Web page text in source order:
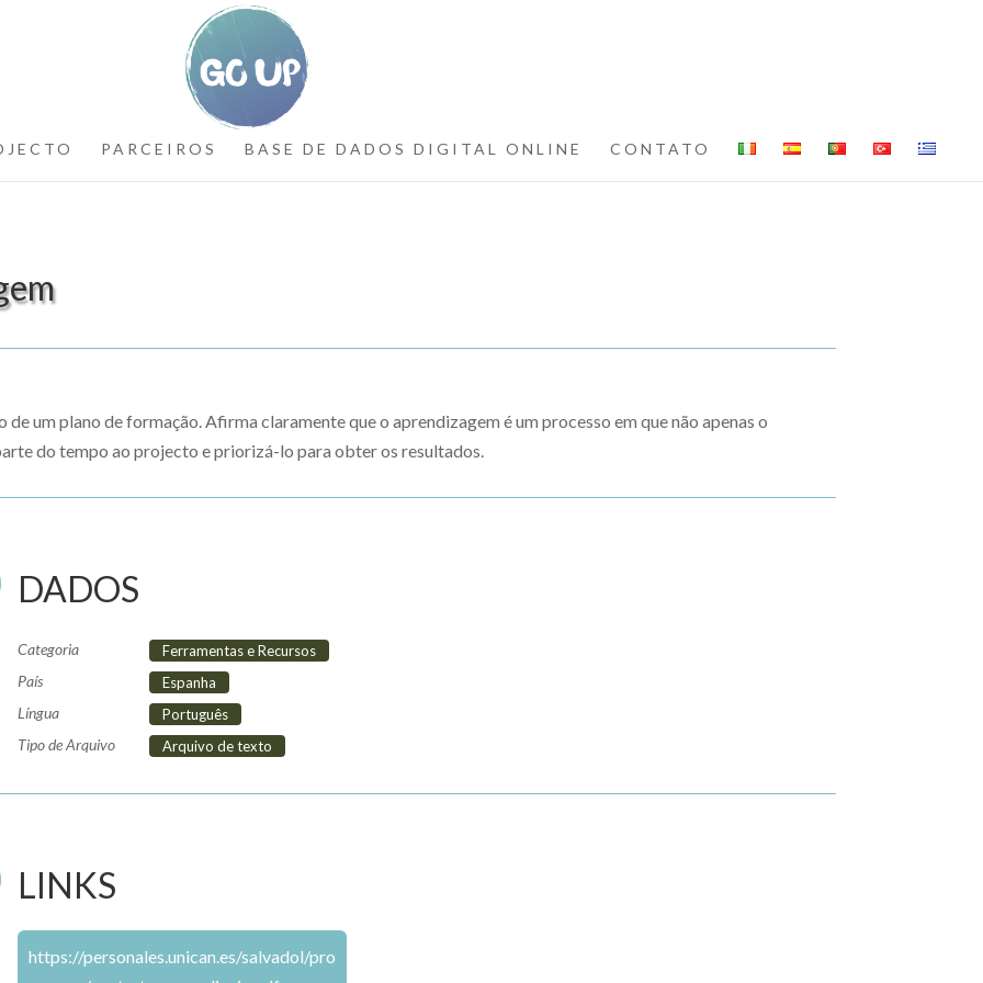
PARCEIROS BASE DE DADOS DIGITAL ONLINE CONTATO
um plano de formação. Afirma claramente que o aprendizagem é um processo em que não apenas o
do tempo ao projecto e priorizá-lo para obter os resultados.
DADOS
Categoria Ferramentas e Recursos
País Espanha
Língua Português
Tipo de Arquivo Arquivo de texto
LINKS
https://personales.unican.es/salvadol/pro